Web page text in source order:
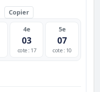
Copier
4e
03
cote : 17
5e
07
cote : 10